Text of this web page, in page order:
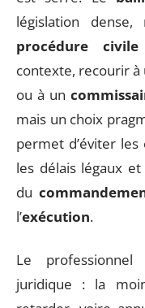
législation dense,
procédure civile
contexte, recourir à
ou à un
mais un choix
permet d’éviter
les délais légaux
du
l’exécution.
Le
juridique : la